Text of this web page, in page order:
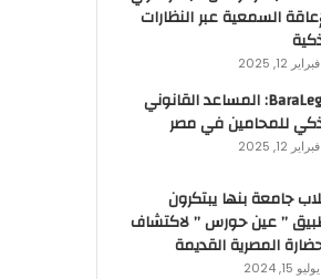
السمعية عبر النظارات
فبراير 12, 2025
BaraLegal: المساعد القانوني
للمحامين في مصر
فبراير 12, 2025
جامعة بنها يبتكرون
” عين حورس ” لاكتشاف
المصرية القديمة
يوليو 15, 2024